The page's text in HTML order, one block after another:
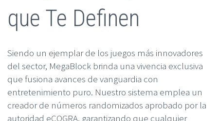
que Te Definen
Siendo un ejemplar de los juegos más innovadores
del sector, MegaBlock brinda una vivencia exclusiva
que fusiona avances de vanguardia con
entretenimiento puro. Nuestro sistema emplea un
creador de números randomizados aprobado por la
autoridad eCOGRA, garantizando que cualquier